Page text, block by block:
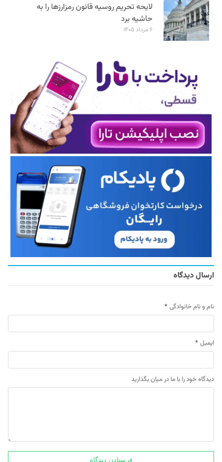
لایحه تحریم روسیه قانون رمزارزها را به
حاشیه برد
۶ مرداد ۱۴۰۵
ارسال دیدگاه
نام و نام خانوادگی *
ایمیل *
دیدگاه خود را با ما در میان بگذارید